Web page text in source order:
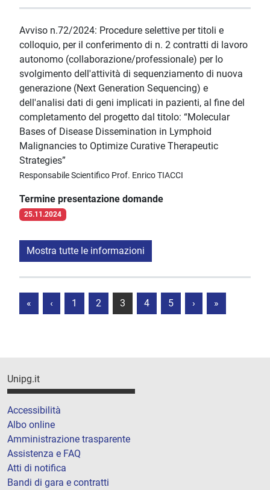
Avviso n.72/2024: Procedure selettive per titoli e
colloquio, per il conferimento di n. 2 contratti di lavoro
autonomo (collaborazione/professionale) per lo
svolgimento dell'attività di sequenziamento di nuova
generazione (Next Generation Sequencing) e
dell'analisi dati di geni implicati in pazienti, al fine del
completamento del progetto dal titolo: “Molecular
Bases of Disease Dissemination in Lymphoid
Malignancies to Optimize Curative Therapeutic
Strategies”
Responsabile Scientifico Prof. Enrico TIACCI
Termine presentazione domande
25.11.2024
Mostra tutte le informazioni
« ‹ 1 2 3 4 5 › »
Unipg.it
Accessibilità
Albo online
Amministrazione trasparente
Assistenza e FAQ
Atti di notifica
Bandi di gara e contratti